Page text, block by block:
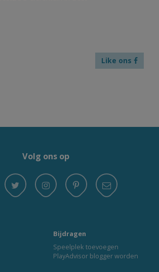
Like ons
Volg ons op
Bijdragen
Speelplek toevoegen
PlayAdvisor blogger worden